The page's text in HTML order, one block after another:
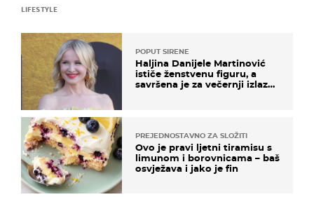
LIFESTYLE
POPUT SIRENE
Haljina Danijele Martinović
ističe ženstvenu figuru, a
savršena je za večernji izlazak
PREJEDNOSTAVNO ZA SLOŽITI
Ovo je pravi ljetni tiramisu s
limunom i borovnicama – baš
osvježava i jako je fin